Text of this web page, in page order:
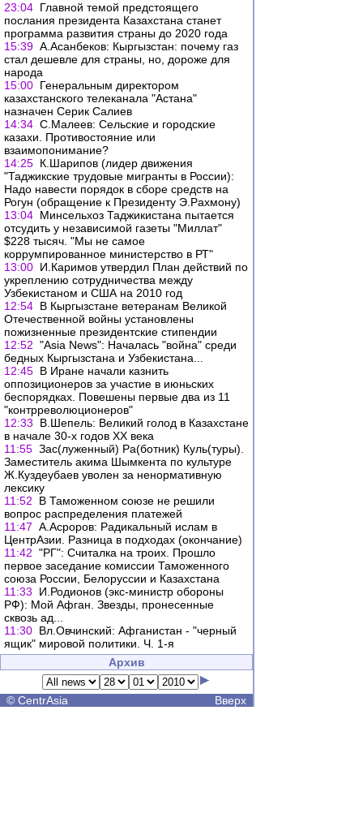
23:04 Главной темой предстоящего
послания президента Казахстана станет
программа развития страны до 2020 года
15:39 А.Асанбеков: Кыргызстан: почему газ
стал дешевле для страны, но, дороже для
народа
15:00 Генеральным директором
казахстанского телеканала "Астана"
назначен Серик Салиев
14:34 С.Малеев: Сельские и городские
казахи. Противостояние или
взаимопонимание?
14:25 К.Шарипов (лидер движения
"Таджикские трудовые мигранты в России):
Надо навести порядок в сборе средств на
Рогун (обращение к Президенту Э.Рахмону)
13:04 Минсельхоз Таджикистана пытается
отсудить у независимой газеты "Миллат"
$228 тысяч. "Мы не самое
коррумпированное министерство в РТ"
13:00 И.Каримов утвердил План действий по
укреплению сотрудничества между
Узбекистаном и США на 2010 год
12:54 В Кыргызстане ветеранам Великой
Отечественной войны установлены
пожизненные президентские стипендии
12:52 "Asia News": Началась "война" среди
бедных Кыргызстана и Узбекистана...
12:45 В Иране начали казнить
оппозиционеров за участие в июньских
беспорядках. Повешены первые два из 11
"контрреволюционеров"
12:33
В.Шепель: Великий голод в Казахстане
в начале 30-х годов ХХ века
11:55 Зас(луженный) Ра(ботник) Куль(туры).
Заместитель акима Шымкента по культуре
Ж.Куздеубаев уволен за ненормативную
лексику
11:52
В Таможенном союзе не решили
вопрос распределения платежей
11:47 А.Асроров: Радикальный ислам в
ЦентрАзии. Разница в подходах (окончание)
11:42 "РГ": Считалка на троих. Прошло
первое заседание комиссии Таможенного
союза России, Белоруссии и Казахстана
11:33
И.Родионов (экс-министр обороны
РФ): Мой Афган. Звезды, пронесенные
сквозь ад...
11:30 Вл.Овчинский: Афганистан - "черный
ящик" мировой политики. Ч. 1-я
Архив
© CentrAsia Вверх